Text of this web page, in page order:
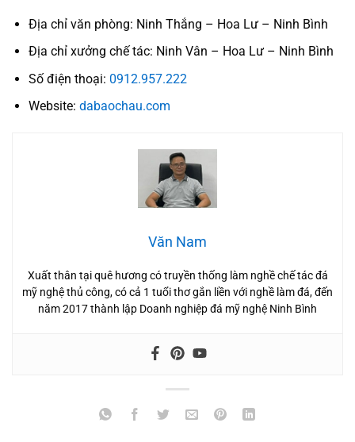
Địa chỉ văn phòng: Ninh Thắng – Hoa Lư – Ninh Bình
Địa chỉ xưởng chế tác: Ninh Vân – Hoa Lư – Ninh Bình
Số điện thoại: 0912.957.222
Website: dabaochau.com
Văn Nam
Xuất thân tại quê hương có truyền thống làm nghề chế tác đá
mỹ nghệ thủ công, có cả 1 tuổi thơ gắn liền với nghề làm đá, đến
năm 2017 thành lập Doanh nghiệp đá mỹ nghệ Ninh Bình